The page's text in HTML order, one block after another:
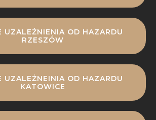
UZALEŻNIENIA OD HAZARDU
RZESZÓW
UZALEŻNEINIA OD HAZARDU
KATOWICE